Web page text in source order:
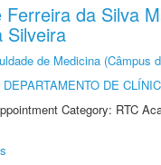
Ferreira da Silva
Silveira
de Medicina (Câmpus
DEPARTAMENTO DE
Category: RTC